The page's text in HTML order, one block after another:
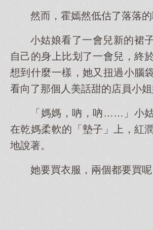
然而，霍嫣然低估了落落的
小姑娘看了一會兒新的裙
自己的身上比划了一會兒，終
想到什麼一樣，她又扭過小腦
看向了那個人美話甜的店員小姐
「媽媽，吶，吶……」小
在乾媽柔軟的「墊子」上，紅
地說著。
她要買衣服，兩個都要買呢